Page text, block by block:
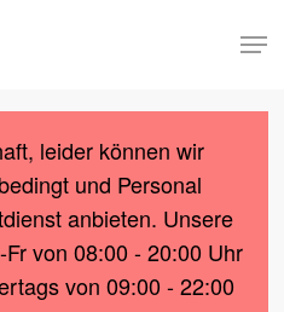
leider können wir
und Personal
anbieten. Unsere
von 08:00 - 20:00 Uhr
von 09:00 - 22:00
Menu